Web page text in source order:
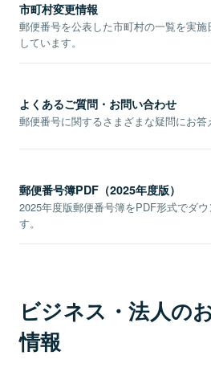
市町村変更情報
郵便番号を公表した市町村の一覧を実
しています。
よくあるご質問・お問い合わせ
郵便番号に関するさまざまな疑問にお答
郵便番号簿PDF（2025年度版）
2025年度版郵便番号簿をPDF形式でダ
す。
ビジネス・法人の
情報